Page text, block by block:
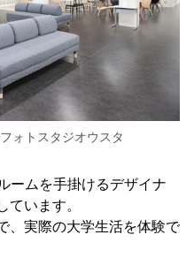
ォトスタジオウスタ
ームを手掛けるデザイナ
ています。
、実際の大学生活を体験で